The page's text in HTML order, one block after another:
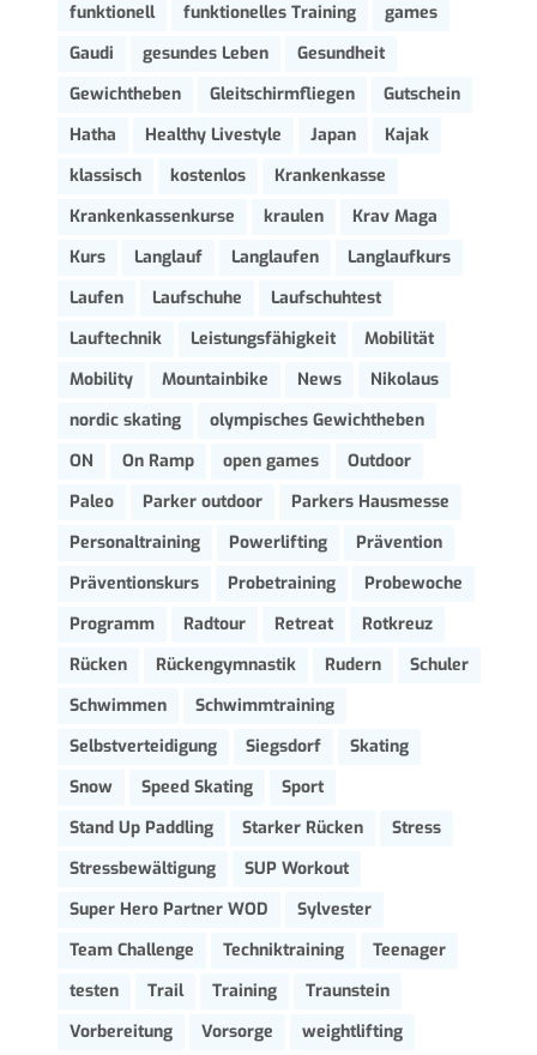
funktionell
funktionelles Training
games
Gaudi
gesundes Leben
Gesundheit
Gewichtheben
Gleitschirmfliegen
Gutschein
Hatha
Healthy Livestyle Japan
Kajak
klassisch
kostenlos
Krankenkasse
Krankenkassenkurse
kraulen
Krav Maga
Kurs
Langlauf Langlaufen
Langlaufkurs
Laufen
Laufschuhe
Laufschuhtest
Lauftechnik
Leistungsfähigkeit
Mobilität
Mobility
Mountainbike News
Nikolaus
nordic skating
olympisches Gewichtheben
ON
On Ramp open games
Outdoor
Paleo
Parker outdoor
Parkers Hausmesse
Personaltraining
Powerlifting
Prävention
Präventionskurs
Probetraining
Probewoche
Programm
Radtour Retreat
Rotkreuz
Rücken
Rückengymnastik Rudern
Schuler
Schwimmen
Schwimmtraining
Selbstverteidigung
Siegsdorf
Skating
Snow
Speed Skating
Sport
Stand Up Paddling
Starker Rücken
Stress
Stressbewältigung
SUP Workout
Super Hero Partner WOD
Sylvester
Team Challenge
Techniktraining
Teenager
testen
Trail Training
Traunstein
Vorbereitung
Vorsorge
weightlifting